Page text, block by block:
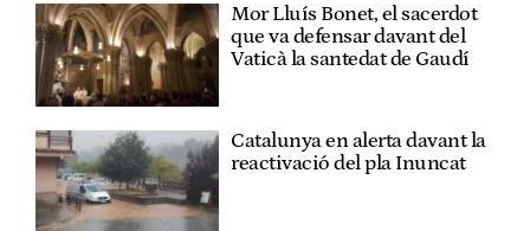
Mor Lluís Bonet, el sacerdot
que va defensar davant del
Vaticà la santedat de Gaudí
Catalunya en alerta davant la
reactivació del pla Inuncat